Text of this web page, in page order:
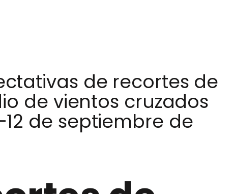
de recortes de
de vientos cruzados
de septiembre de